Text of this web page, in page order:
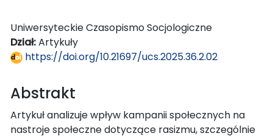
Uniwersyteckie Czasopismo Socjologiczne
Dział:Artykuły
https://doi.org/10.21697/ucs.2025.36.2.02
Abstrakt
Artykuł analizuje wpływ kampanii społecznych na
nastroje społeczne dotyczące rasizmu, szczególnie